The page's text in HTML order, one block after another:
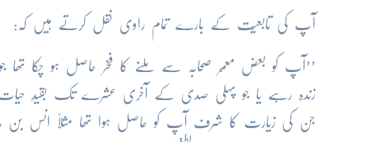
آپ کی تابعیّت کے بارے تمام راوی نقل کرتے ہیں کہ:
’’آپ کو بعض معمّر صحابہ سے ملنے کا فخر حاصل ہو چکا
زندہ رہے یا جو پہلی صدی کے آخری عشرے تک بقیدِ